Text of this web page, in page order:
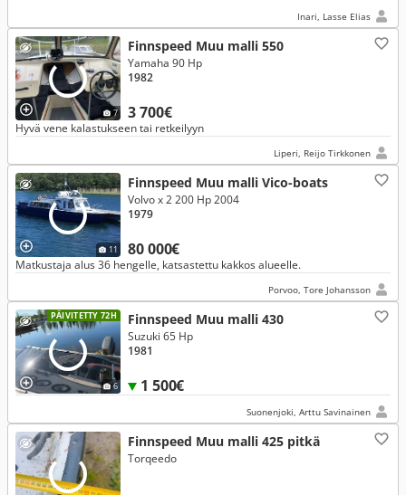
Inari, Lasse Elias
7
Finnspeed Muu malli 550
3 700€
Yamaha 90 Hp
1982
Hyvä vene kalastukseen tai retkeilyyn
Liperi, Reijo Tirkkonen
11
Finnspeed Muu malli Vico-boats
80 000€
Volvo x 2 200 Hp 2004
1979
Matkustaja alus 36 hengelle, katsastettu kakkos alueelle.
Porvoo, Tore Johansson
PÄIVITETTY 72H
6
Finnspeed Muu malli 430
1 500€
Suzuki 65 Hp
1981
Suonenjoki, Arttu Savinainen
Finnspeed Muu malli 425 pitkä
Torqeedo